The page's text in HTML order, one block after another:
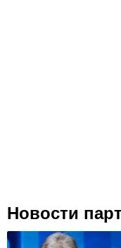
Новости